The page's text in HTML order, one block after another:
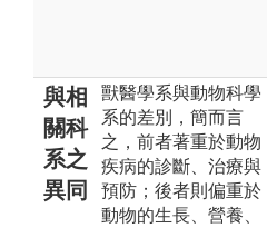
與相
關科
系之
異同
獸醫學系與動物科學
系的差別，簡而言
之，前者著重於動物
疾病的診斷、治療與
預防；後者則偏重於
動物的生長、營養、